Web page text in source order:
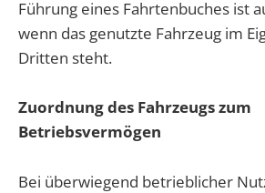
Führung eines Fahrtenbuches ist
wenn das genutzte Fahrzeug im
Dritten steht.
Zuordnung des Fahrzeugs zum
Betriebsvermögen
Bei überwiegend betrieblicher